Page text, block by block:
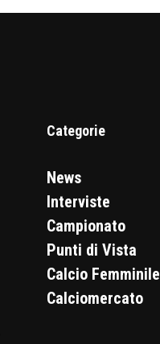
Categorie
News
Interviste
Campionato
Punti di Vista
Calcio Femminile
Calciomercato